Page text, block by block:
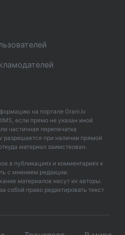
на портале Grani.lv
если прямо не указан иной
частичная перепечатка
разрешается при наличии прямой
материал заимствован.
в публикациях и комментариях к
с мнением редакции.
материалов несут их авторы.
собой право редактировать текст